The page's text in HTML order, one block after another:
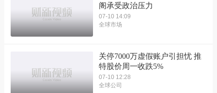
阁承受政治压力
07-10 14:09
全球市场
关停7000万虚假账户引担忧 推
特股价周一收跌5%
07-10 12:28
全球公司